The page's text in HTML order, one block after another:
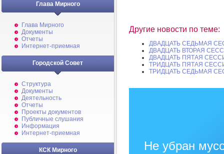
Глава Мирного
Глава Мирного
Документы
Отчеты
Интернет-приемная
Городской Совет
Структура
Документы
Деятельность
Отчеты
Проекты документов
Публичные слушания
Информация
Интернет-приемная
КСК Мирного
Другие новости по теме:
ДВАДЦАТЬ СЕДЬМАЯ
ДВАДЦАТЬ ВТОРАЯ
ДВАДЦАТЬ ПЯТАЯ
ТРИДЦАТЬ ПЯТАЯ
ТРИДЦАТЬ СЕДЬМАЯ
Не убран